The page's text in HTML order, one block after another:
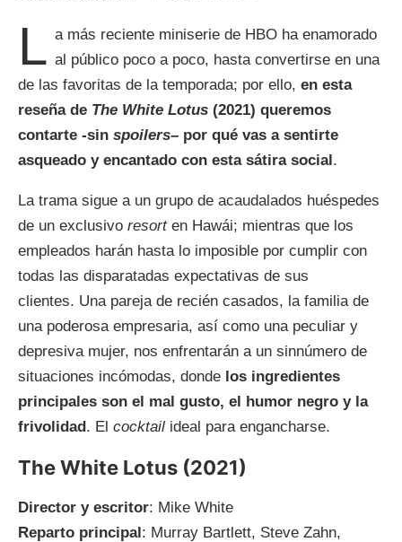
L a más reciente miniserie de HBO ha enamorado
al público poco a poco, hasta convertirse en una
de las favoritas de la temporada; por ello, en esta
reseña de The White Lotus (2021) queremos
contarte -sin spoilers– por qué vas a sentirte
asqueado y encantado con esta sátira social.
La trama sigue a un grupo de acaudalados huéspedes
de un exclusivo resorten Hawái; mientras que los
empleados harán hasta lo imposible por cumplir con
todas las disparatadas expectativas de sus
clientes. Una pareja de recién casados, la familia de
una poderosa empresaria, así como una peculiar y
depresiva mujer, nos enfrentarán a un sinnúmero de
situaciones incómodas, donde los ingredientes
principales son el mal gusto, el humor negro y la
frivolidad. El cocktail ideal para engancharse.
The White Lotus (2021)
Director y escritor: Mike White
Reparto principal: Murray Bartlett, Steve Zahn,